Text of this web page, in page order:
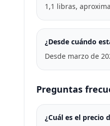
1,1 libras,
¿Desde cuándo
Desde marzo de
Preguntas
¿Cuál es el precio